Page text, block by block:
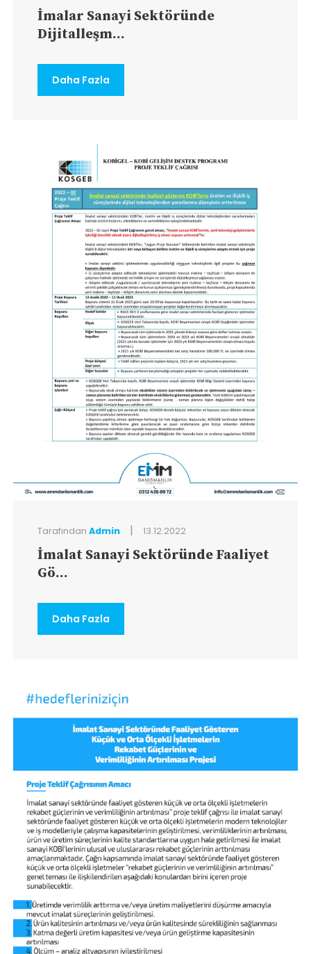
İmalar Sanayi Sektöründe
Dijitalleşm...
Daha Fazla
Tarafından Admin | 13.12.2022
İmalat Sanayi Sektöründe Faaliyet
Gö...
Daha Fazla